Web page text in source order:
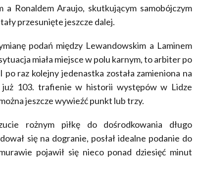
a Ronaldem Araujo, skutkującym samobójczym
przesunięte jeszcze dalej.
podań między Lewandowskim a Laminem
miała miejsce w polu karnym, to arbiter po
raz kolejny jedenastka została zamieniona na
103. trafienie w historii występów w Lidze
jeszcze wywieźć punkt lub trzy.
rożnym piłkę do dośrodkowania długo
się na dogranie, posłał idealne podanie do
pojawił się nieco ponad dziesięć minut